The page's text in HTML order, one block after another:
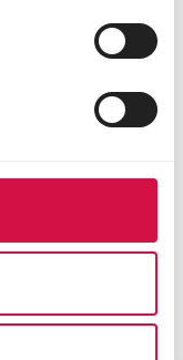
ook: